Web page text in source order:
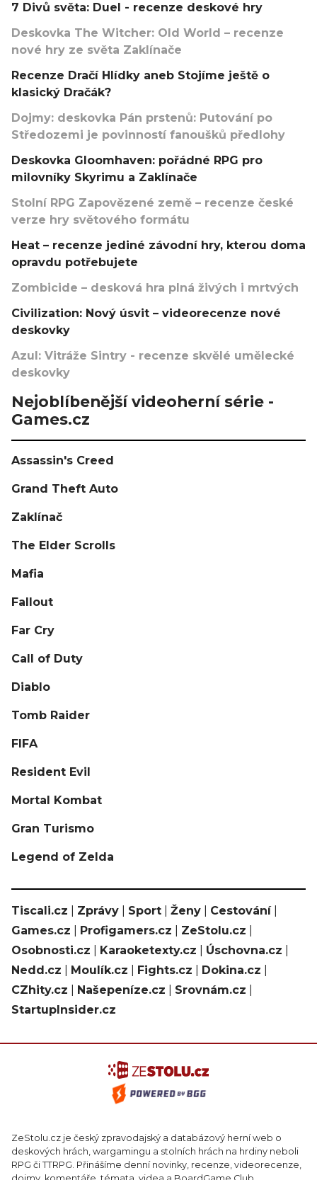
7 Divů světa: Duel - recenze deskové hry
Deskovka The Witcher: Old World – recenze
nové hry ze světa Zaklínače
Recenze Dračí Hlídky aneb Stojíme ještě o
klasický Dračák?
Dojmy: deskovka Pán prstenů: Putování po
Středozemi je povinností fanoušků předlohy
Deskovka Gloomhaven: pořádné RPG pro
milovníky Skyrimu a Zaklínače
Stolní RPG Zapovězené země – recenze české
verze hry světového formátu
Heat – recenze jediné závodní hry, kterou doma
opravdu potřebujete
Zombicide – desková hra plná živých i mrtvých
Civilization: Nový úsvit – videorecenze nové
deskovky
Azul: Vitráže Sintry - recenze skvělé umělecké
deskovky
Nejoblíbenější videoherní série -
Games.cz
Assassin's Creed
Grand Theft Auto
Zaklínač
The Elder Scrolls
Mafia
Fallout
Far Cry
Call of Duty
Diablo
Tomb Raider
FIFA
Resident Evil
Mortal Kombat
Gran Turismo
Legend of Zelda
Tiscali.cz Zprávy Sport Ženy Cestování|
Games.cz
Profigamers.cz ZeStolu.cz
Osobnosti.cz
Karaoketexty.cz Úschovna.cz
Nedd.cz
Moulík.cz Fights.cz Dokina.cz
CZhity.cz
Našepeníze.cz Srovnám.cz
StartupInsider.cz
ZeStolu.cz je český zpravodajský a databázový herní web o
deskových hrách, wargamingu a stolních hrách na hrdiny neboli
RPG či TTRPG. Přinášíme denní novinky, recenze, videorecenze,